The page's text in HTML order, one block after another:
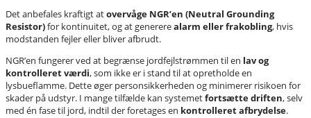
Det anbefales kraftigt atovervåge NGR’en (Neutral Grounding
Resistor)for kontinuitet, og at genererealarm eller frakobling, hvis
modstanden fejler eller bliver afbrudt.
NGR’en fungerer ved at begrænse jordfejlstrømmen til en lav og
kontrolleret værdi, som ikke er i stand til at opretholde en
lysbueflamme. Dette øger personsikkerheden og minimerer risikoen for
skader på udstyr. I mange tilfælde kan systemetfortsætte driften, selv
med én fase til jord, indtil der foretages en kontrolleret afbrydelse.